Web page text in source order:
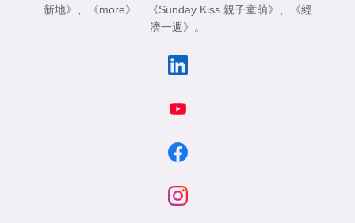
新地》
《more》 《Sunday Kiss 親子童萌》
《經
濟一週》
。